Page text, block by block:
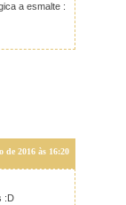
a esmalte :
de 2016 às 16:20
:D